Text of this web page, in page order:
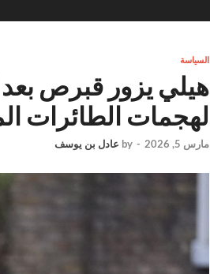
السياسة
هيلي يزور قبرص بعد
لهجمات الطائرات
مارس 5, 2026 -
by عادل بن يوسف